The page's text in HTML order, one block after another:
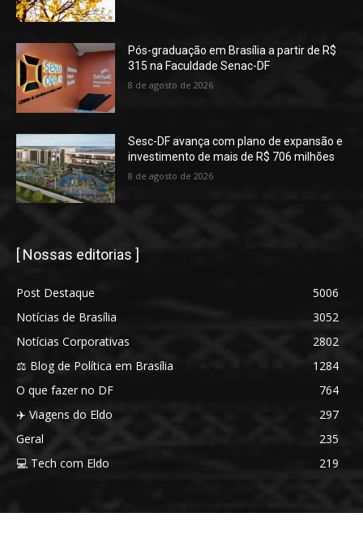
Pós-graduação em Brasília a partir de R$
315 na Faculdade Senac-DF
8 de agosto de 2026
Sesc-DF avança com plano de expansão e
investimento de mais de R$ 706 milhões
8 de agosto de 2026
[ Nossas editorias ]
Post Destaque
5006
Notícias de Brasília
3052
Notícias Corporativas
2802
⚖️ Blog de Política em Brasília
1284
O que fazer no DF
764
✈️ Viagens do Eldo
297
Geral
235
💻 Tech com Eldo
219